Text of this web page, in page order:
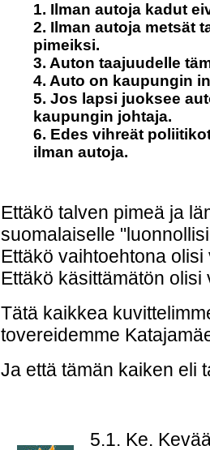
1. Ilman autoja kadut
2. Ilman autoja metsät
pimeiksi.
3. Auton taajuudelle
4. Auto on kaupungin
5. Jos lapsi juoksee
kaupungin johtaja.
6. Edes vihreät
ilman autoja.
Ettäkö talven pimeä ja
suomalaiselle
Ettäkö vaihtoehtona
Ettäkö käsittämätön
Tätä kaikkea
tovereidemme
Ja että tämän kaiken eli
5.1. Ke.